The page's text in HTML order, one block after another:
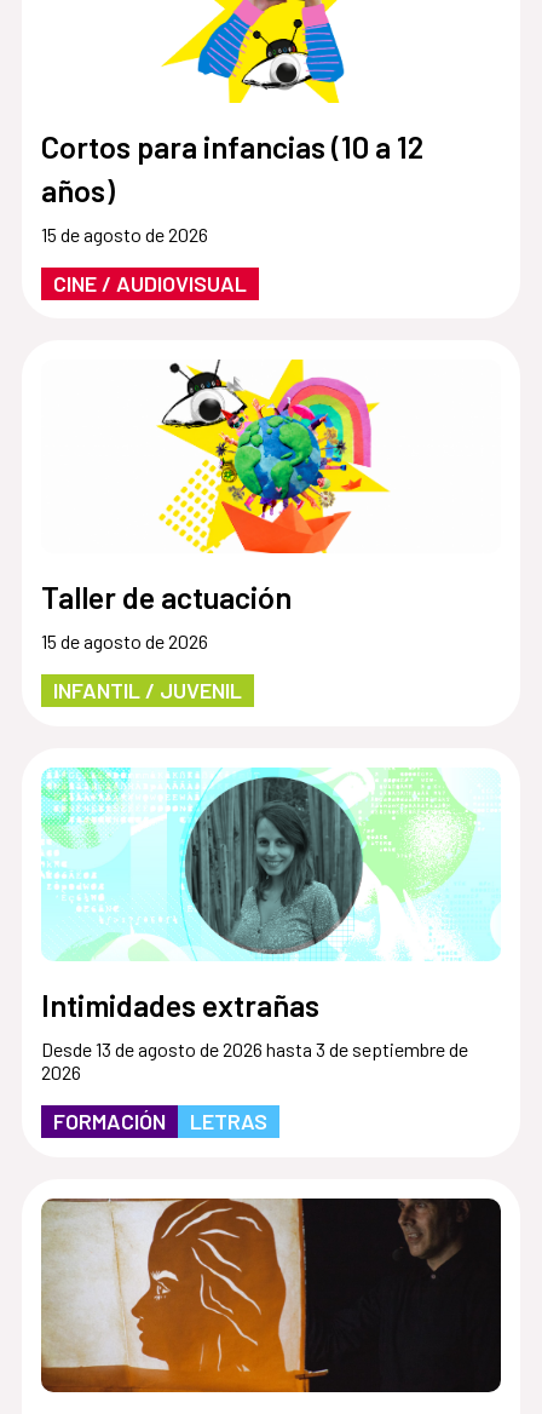
Cortos para infancias (10 a 12
años)
15 de agosto de 2026
CINE / AUDIOVISUAL
Taller de actuación
15 de agosto de 2026
INFANTIL / JUVENIL
Intimidades extrañas
Desde 13 de agosto de 2026 hasta 3 de septiembre de
2026
FORMACIÓN LETRAS